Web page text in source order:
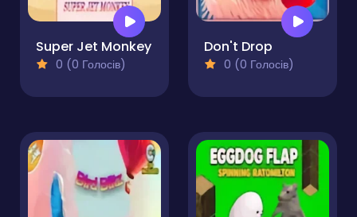
Super Jet Monkey
0 (0 Голосів)
Don't Drop
0 (0 Голосів)